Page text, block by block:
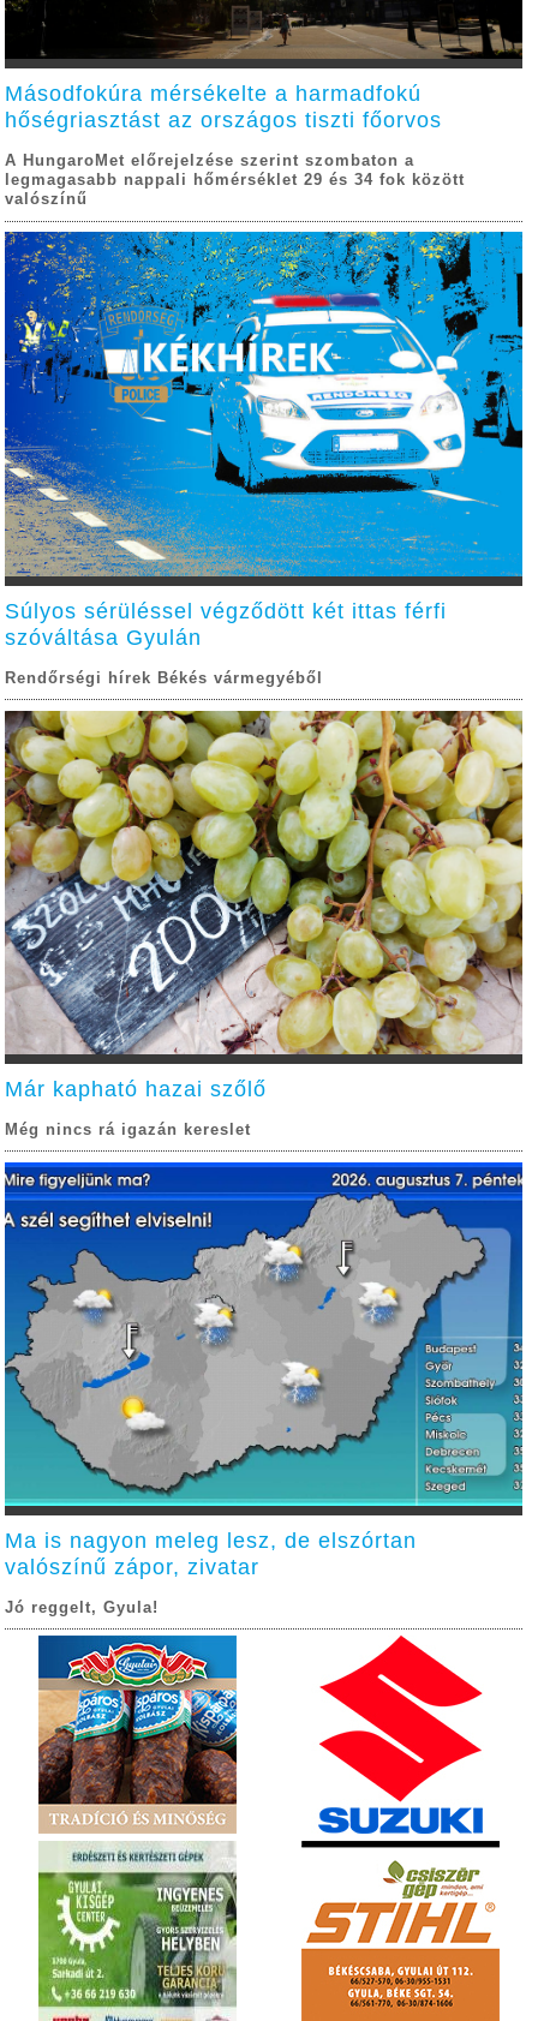
Másodfokúra mérsékelte a harmadfokú
hőségriasztást az országos tiszti főorvos
A HungaroMet előrejelzése szerint szombaton a
legmagasabb nappali hőmérséklet 29 és 34 fok között
valószínű
Súlyos sérüléssel végződött két ittas férfi
szóváltása Gyulán
Rendőrségi hírek Békés vármegyéből
Már kapható hazai szőlő
Még nincs rá igazán kereslet
Ma is nagyon meleg lesz, de elszórtan
valószínű zápor, zivatar
Jó reggelt, Gyula!